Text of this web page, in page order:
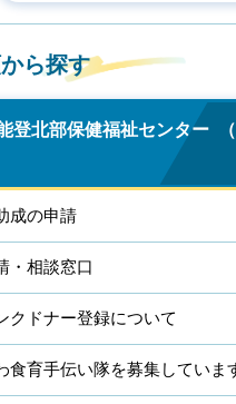
ら探す
登北部保健福祉センター
成の申請
・相談窓口
クドナー登録について
食育手伝い隊を募集していま